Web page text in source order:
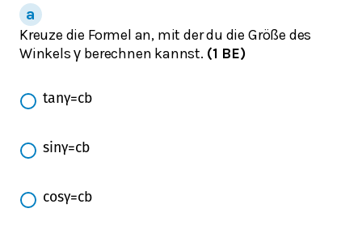
Kreuze die Formel an, mit der du die Größe des
Winkels γ berechnen kannst. (1 BE)
tanγ=cb
sinγ=cb
cosγ=cb